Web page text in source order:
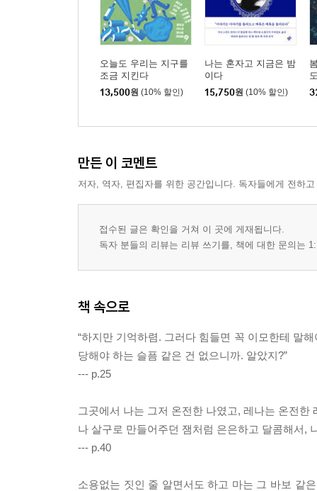
오늘도 우리는 지구를
조금 지킨다
13,500원 (10% 할인)
나는 혼자고 지금은 밤
이다
15,750원 (10% 할인)
만든 이 코멘트
저자, 역자, 편집자를 위한 공간입니다. 독자들에게 전하
접수된 글은 확인을 거쳐 이 곳에 게재됩니다.
독자 분들의 리뷰는 리뷰 쓰기를, 책에 대한 문의는
책 속으로
“하지만 기억하렴. 그러다 힘들면 꼭 이모한테 말
당해야 하는 슬픔 같은 건 없으니까. 알았지?”
--- p.25
그곳에서 나는 그저 온전한 나였고, 레나는 온전
나 살구로 만들어주던 잼처럼 은은하고 달콤해서,
--- p.40
소용없는 짓인 줄 알면서도 하고 마는 그 바보 같